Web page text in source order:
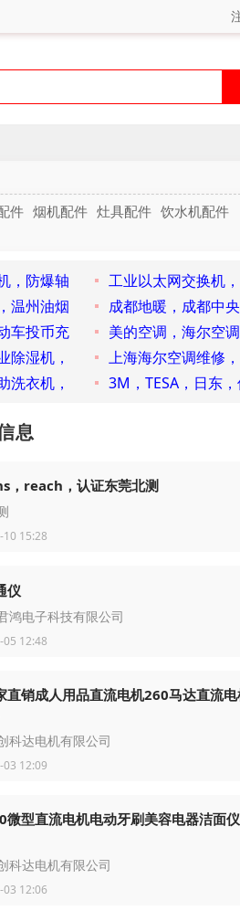
件 烟机配件 灶具配件 饮水机配件
，防爆轴
工业以太网交换机
温州油烟
成都地暖，成都中
车投币充
美的空调，海尔空
除湿机，
上海海尔空调维修
洗衣机， 3M，TESA，日东
水器招商
息
，reach，认证东莞北测
15:28
仪
鸿电子科技有限公司
12:48
直销成人用品直流电机260马达直流
科达电机有限公司
12:09
微型直流电机电动牙刷美容电器洁面
科达电机有限公司
12:06